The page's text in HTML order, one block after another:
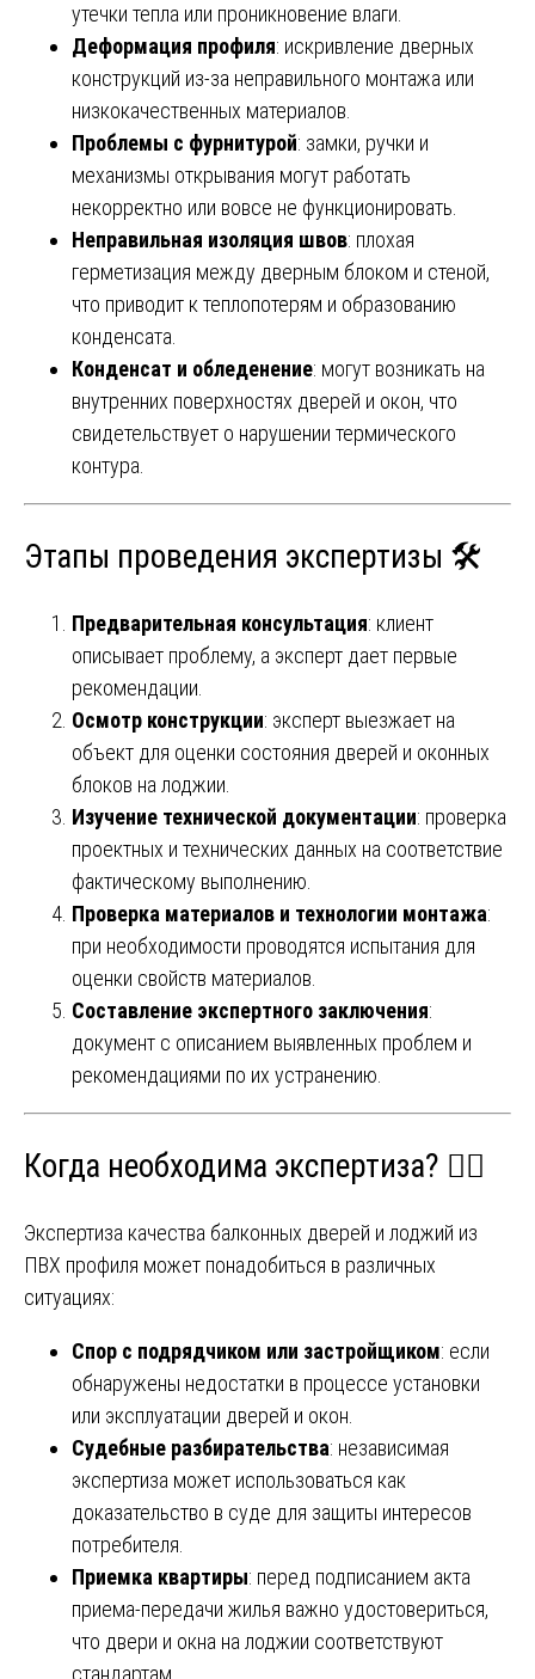
утечки тепла или проникновение влаги.
Деформация профиля: искривление дверных
конструкций из-за неправильного монтажа или
низкокачественных материалов.
Проблемы с фурнитурой: замки, ручки и
механизмы открывания могут работать
некорректно или вовсе не функционировать.
Неправильная изоляция швов: плохая
герметизация между дверным блоком и стеной,
что приводит к теплопотерям и образованию
конденсата.
Конденсат и обледенение: могут возникать на
внутренних поверхностях дверей и окон, что
свидетельствует о нарушении термического
контура.
Этапы проведения экспертизы 🛠️
Предварительная консультация: клиент
описывает проблему, а эксперт дает первые
рекомендации.
Осмотр конструкции: эксперт выезжает на
объект для оценки состояния дверей и оконных
блоков на лоджии.
Изучение технической документации: проверка
проектных и технических данных на соответствие
фактическому выполнению.
Проверка материалов и технологии монтажа:
при необходимости проводятся испытания для
оценки свойств материалов.
Составление экспертного заключения:
документ с описанием выявленных проблем и
рекомендациями по их устранению.
Когда необходима экспертиза? 🕵️‍♂️
Экспертиза качества балконных дверей и лоджий из
ПВХ профиля может понадобиться в различных
ситуациях:
Спор с подрядчиком или застройщиком: если
обнаружены недостатки в процессе установки
или эксплуатации дверей и окон.
Судебные разбирательства: независимая
экспертиза может использоваться как
доказательство в суде для защиты интересов
потребителя.
Приемка квартиры: перед подписанием акта
приема-передачи жилья важно удостовериться,
что двери и окна на лоджии соответствуют
стандартам.